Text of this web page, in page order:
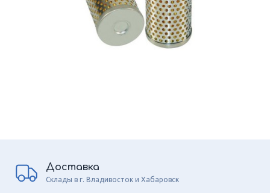
Доставка
Склады в г. Владивосток и Хабаровск